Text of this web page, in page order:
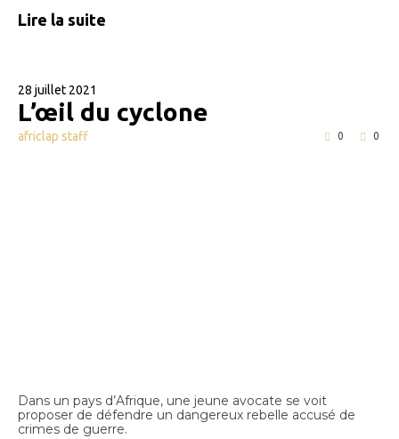
Lire la suite
28 juillet 2021
L’œil du cyclone
africlap staff 0 0
Dans un pays d’Afrique, une jeune avocate se voit
proposer de défendre un dangereux rebelle accusé de
crimes de guerre.